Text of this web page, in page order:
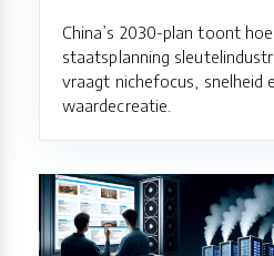
China’s 2030-plan toont
staatsplanning
vraagt nichefocus, snelheid
waardecreatie.